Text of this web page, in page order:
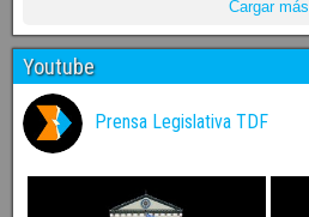
Cargar más
Youtube
Prensa Legislativa TDF